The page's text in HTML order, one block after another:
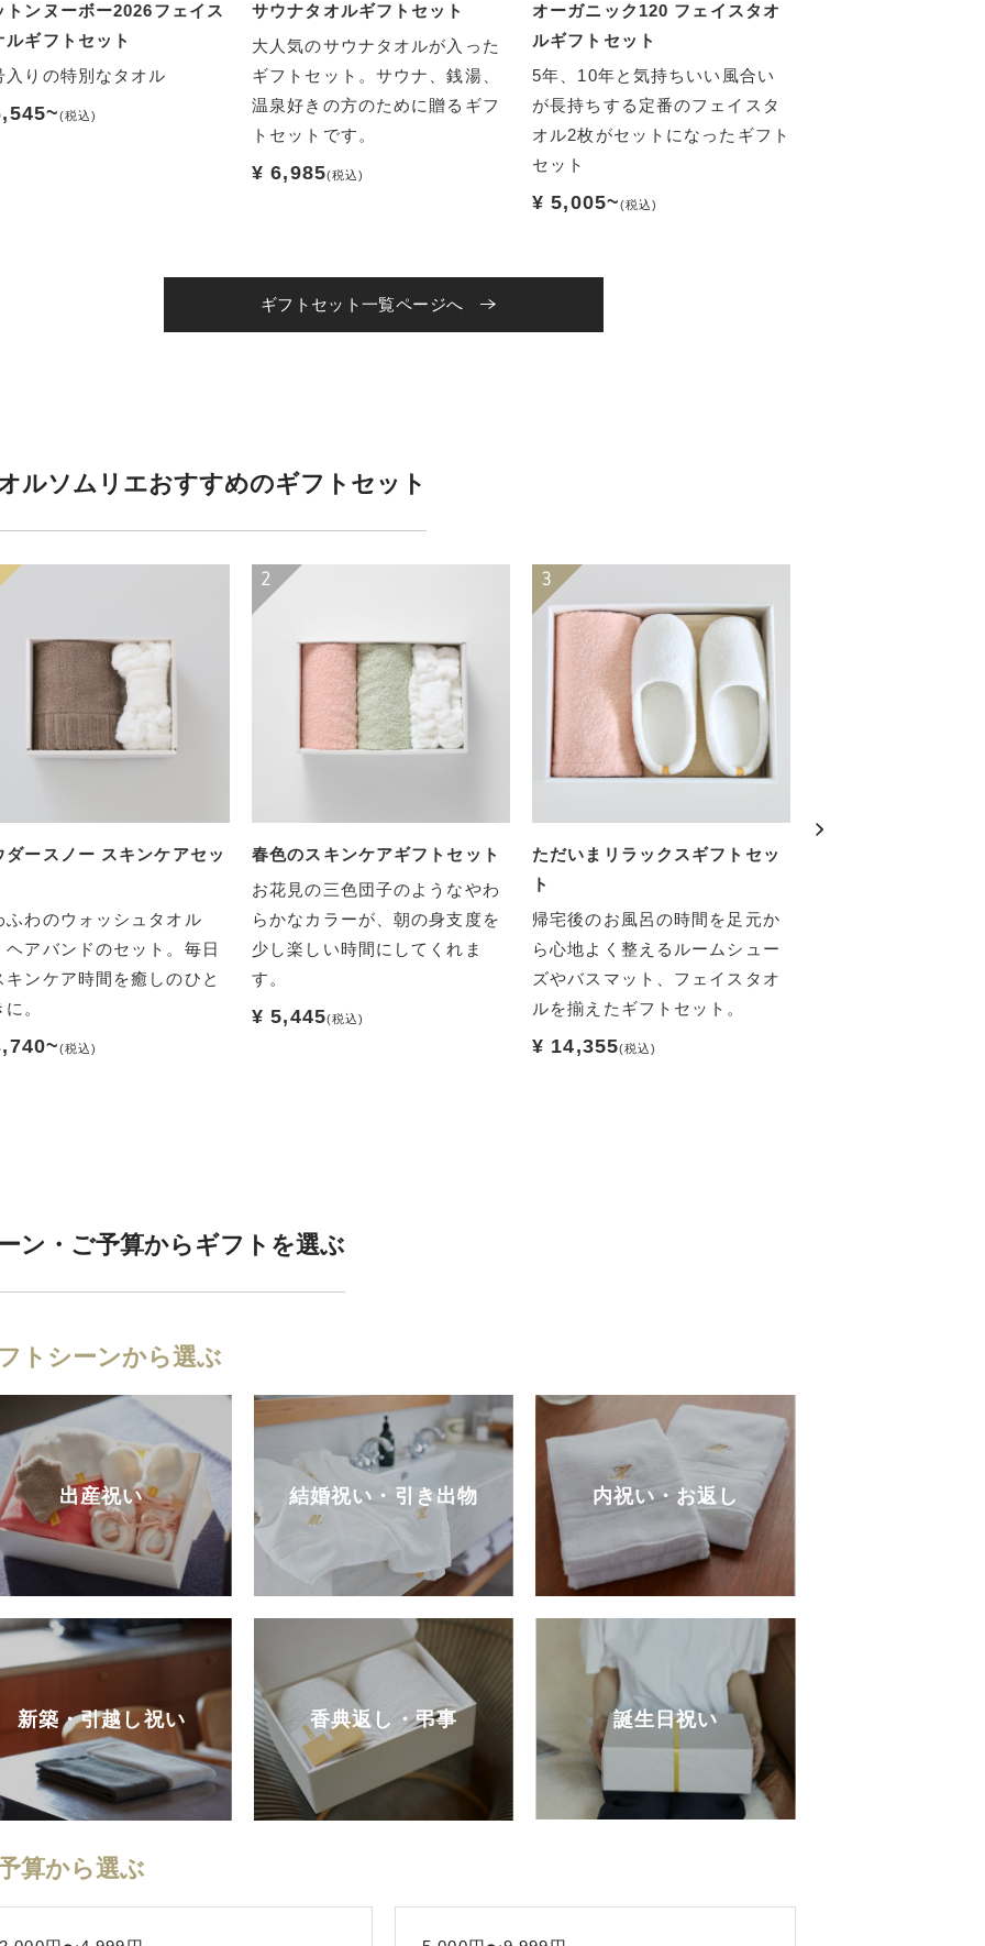
トンヌーボー2026フェイス
ルギフトセット
入りの特別なタオル
(税込)
サウナタオルギフトセット
大人気のサウナタオルが入った
ギフトセット。サウナ、銭湯、
温泉好きの方のために贈るギフ
トセットです。
¥ 6,985(税込)
オーガニック120 フェイスタオ
ルギフトセット
5年、10年と気持ちいい風合い
が長持ちする定番のフェイスタ
オル2枚がセットになったギフト
セット
¥ 5,005~(税込)
ギフトセット一覧ページへ
ルソムリエおすすめのギフトセット
ダースノー スキンケアセッ
ふわのウォッシュタオル
ヘアバンドのセット。毎日
キンケア時間を癒しのひと
。
(税込)
春色のスキンケアギフトセット
お花見の三色団子のようなやわ
らかなカラーが、朝の身支度を
少し楽しい時間にしてくれま
す。
¥ 5,445(税込)
ただいまリラックスギフトセッ
ト
帰宅後のお風呂の時間を足元か
ら心地よく整えるルームシュー
ズやバスマット、フェイスタオ
ルを揃えたギフトセット。
¥ 14,355(税込)
ン・ご予算からギフトを選ぶ
トシーンから選ぶ
出産祝い 結婚祝い・引き出物 内祝い・お返し
新築・引越し祝い 香典返し・弔事 誕生日祝い
算から選ぶ